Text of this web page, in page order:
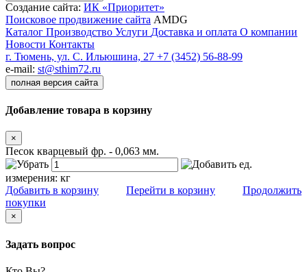
Создание сайта: ИК «Приоритет»
Поисковое продвижение сайта AMDG
Каталог Производство Услуги Доставка и оплата О компании
Новости Контакты
г. Тюмень, ул. С. Ильюшина, 27 +7 (3452) 56-88-99
e-mail: st@sthim72.ru
полная версия сайта
Добавление товара в корзину
×
Песок кварцевый фр. - 0,063 мм.
ед.
измерения: кг
Добавить в корзину
Перейти в корзину
Продолжить
покупки
×
Задать вопрос